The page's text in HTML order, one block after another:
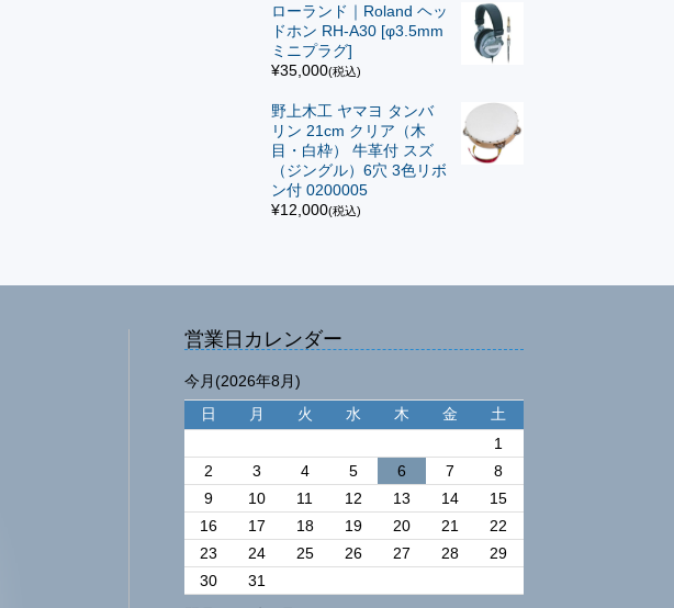
ローランド｜Roland ヘッ
ドホン RH-A30 [φ3.5mm
ミニプラグ]
¥35,000(税込)
野上木工 ヤマヨ タンバ
リン 21cm クリア（木
目・白枠） 牛革付 スズ
（ジングル）6穴 3色リボ
ン付 0200005
¥12,000(税込)
営業日カレンダー
今月(2026年8月)
日
月 火 水 木 金
土
1
2
3 4 5 6 7
8
9
10 11 12 13 14
15
16
17 18 19 20 21
22
23
24 25 26 27 28
29
30
31